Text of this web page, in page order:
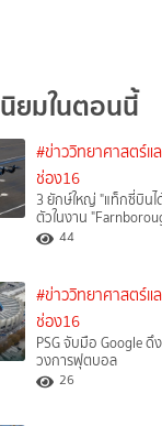
ยมในตอนนี้
#ข่าววิทยาศาสตร์แล
ช่อง16
3 ยักษ์ใหญ่ "แท็กซี่บินไ
ตัวในงาน
44
#ข่าววิทยาศาสตร์แล
ช่อง16
PSG จับมือ Google ดึ
วงการฟุตบอล
26